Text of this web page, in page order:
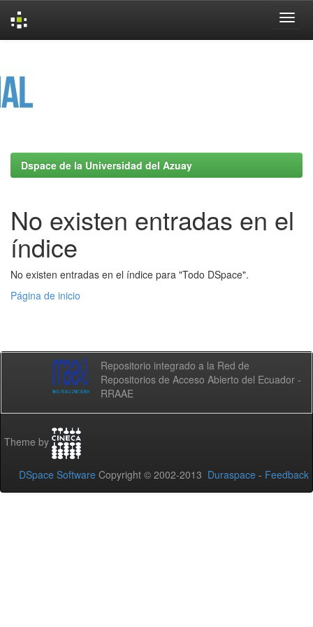
Dspace de la Universidad del Azuay
No existen entradas en el
índice
No existen entradas en el índice para "Todo DSpace".
Página de inicio
Repositorio integrado a la Red de
Repositorios de Acceso Abierto del Ecuador -
RRAAE
Theme by
DSpace Software Copyright © 2002-2013 Duraspace - Feedback